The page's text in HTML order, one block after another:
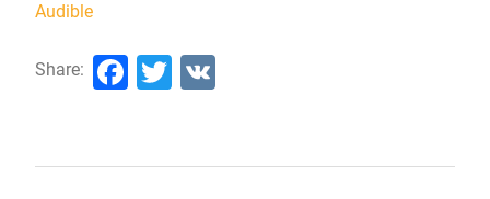
Audible
Share: Facebook
Twitter